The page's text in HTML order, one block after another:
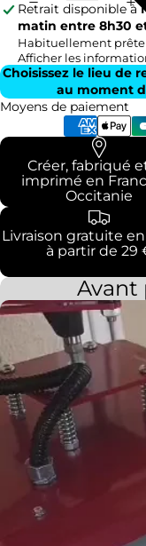
Retrait disponible à
matin entre 8h30 et
Habituellement prête
Afficher les
Choisissez le lieu de
au moment
Moyens de paiement
Créer, fabriqué
imprimé en
Occitanie
Livraison gratuite
à partir de 29
Avant